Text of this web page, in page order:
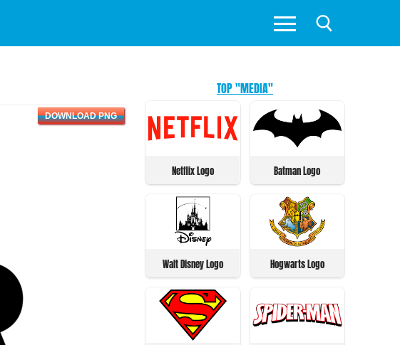
DOWNLOAD PNG
TOP "MEDIA"
Netflix Logo Batman Logo
Walt Disney Logo Hogwarts Logo